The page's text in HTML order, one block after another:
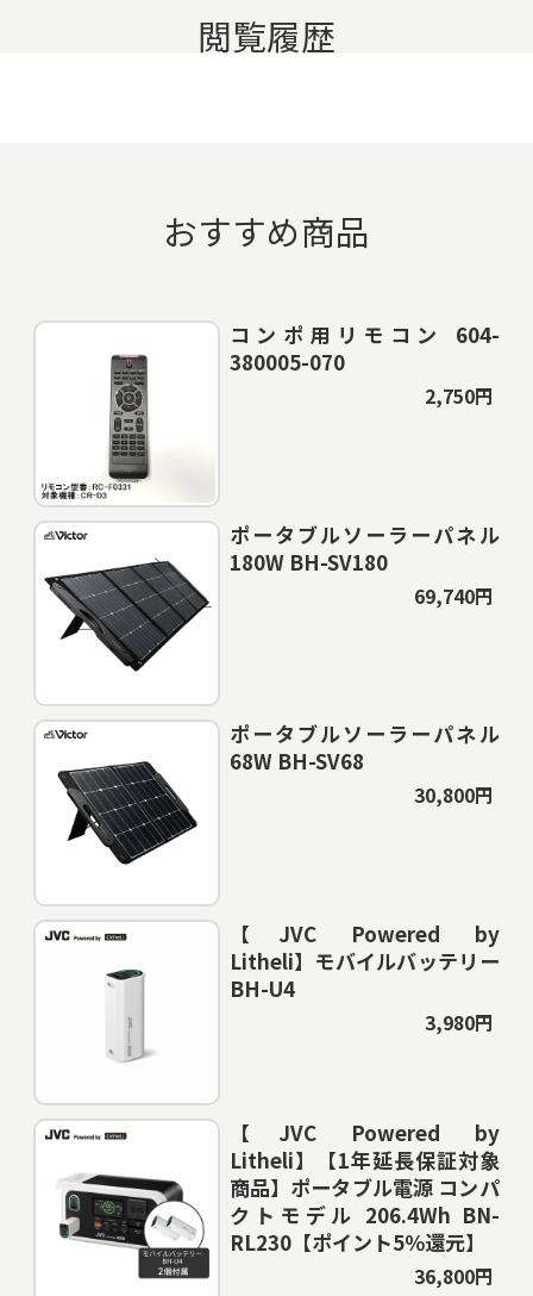
閲覧履歴
おすすめ商品
コンポ用リモコン 604-
380005-070
2,750円
ポータブルソーラーパネル
180W BH-SV180
69,740円
ポータブルソーラーパネル
68W BH-SV68
30,800円
【JVC Powered by
Litheli】モバイルバッテリー
BH-U4
3,980円
【JVC Powered by
Litheli】【1年延長保証対象
商品】ポータブル電源 コンパ
クトモデル 206.4Wh BN-
RL230【ポイント5％還元】
36,800円